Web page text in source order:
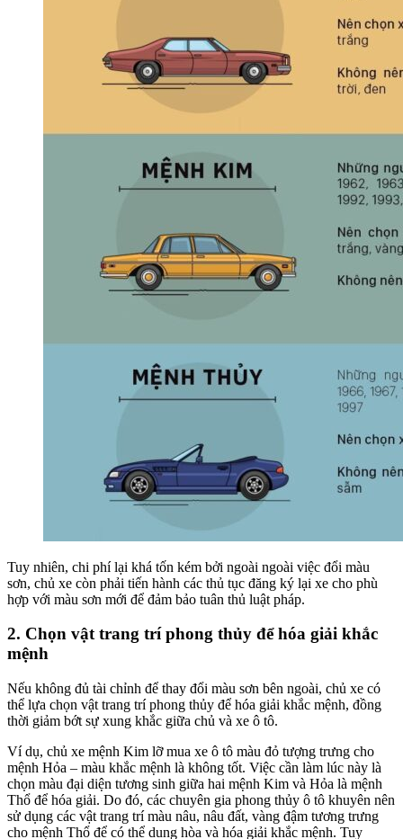
Tuy nhiên, chi phí lại khá tốn kém bởi ngoài ngoài việc đổi màu
sơn, chủ xe còn phải tiến hành các thủ tục đăng ký lại xe cho phù
hợp với màu sơn mới để đảm bảo tuân thủ luật pháp.
2. Chọn vật trang trí phong thủy để hóa giải khắc
mệnh
Nếu không đủ tài chỉnh để thay đổi màu sơn bên ngoài, chủ xe có
thể lựa chọn vật trang trí phong thủy để hóa giải khắc mệnh, đồng
thời giảm bớt sự xung khắc giữa chủ và xe ô tô.
Ví dụ, chủ xe mệnh Kim lỡ mua xe ô tô màu đỏ tượng trưng cho
mệnh Hỏa – màu khắc mệnh là không tốt. Việc cần làm lúc này là
chọn màu đại diện tương sinh giữa hai mệnh Kim và Hỏa là mệnh
Thổ để hóa giải. Do đó, các chuyên gia phong thủy ô tô khuyên nên
sử dụng các vật trang trí màu nâu, nâu đất, vàng đậm tương trưng
cho mệnh Thổ để có thể dung hòa và hóa giải khắc mệnh. Tuy